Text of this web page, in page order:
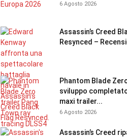
6 Agosto 2026
Assassin’s Creed
Resynced –
Phantom Blade
sviluppo
maxi trailer...
6 Agosto 2026
Assassin’s Creed